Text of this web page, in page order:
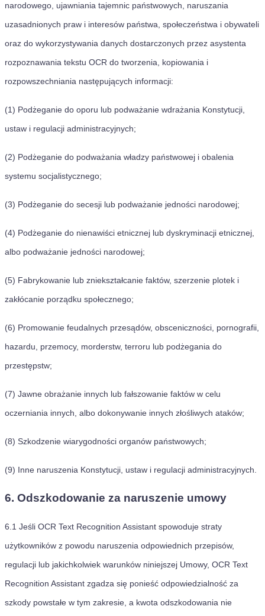
narodowego, ujawniania tajemnic państwowych, naruszania
uzasadnionych praw i interesów państwa, społeczeństwa i obywateli
oraz do wykorzystywania danych dostarczonych przez asystenta
rozpoznawania tekstu OCR do tworzenia, kopiowania i
rozpowszechniania następujących informacji:
(1) Podżeganie do oporu lub podważanie wdrażania Konstytucji,
ustaw i regulacji administracyjnych;
(2) Podżeganie do podważania władzy państwowej i obalenia
systemu socjalistycznego;
(3) Podżeganie do secesji lub podważanie jedności narodowej;
(4) Podżeganie do nienawiści etnicznej lub dyskryminacji etnicznej,
albo podważanie jedności narodowej;
(5) Fabrykowanie lub zniekształcanie faktów, szerzenie plotek i
zakłócanie porządku społecznego;
(6) Promowanie feudalnych przesądów, obsceniczności, pornografii,
hazardu, przemocy, morderstw, terroru lub podżegania do
przestępstw;
(7) Jawne obrażanie innych lub fałszowanie faktów w celu
oczerniania innych, albo dokonywanie innych złośliwych ataków;
(8) Szkodzenie wiarygodności organów państwowych;
(9) Inne naruszenia Konstytucji, ustaw i regulacji administracyjnych.
6. Odszkodowanie za naruszenie umowy
6.1 Jeśli OCR Text Recognition Assistant spowoduje straty
użytkowników z powodu naruszenia odpowiednich przepisów,
regulacji lub jakichkolwiek warunków niniejszej Umowy, OCR Text
Recognition Assistant zgadza się ponieść odpowiedzialność za
szkody powstałe w tym zakresie, a kwota odszkodowania nie